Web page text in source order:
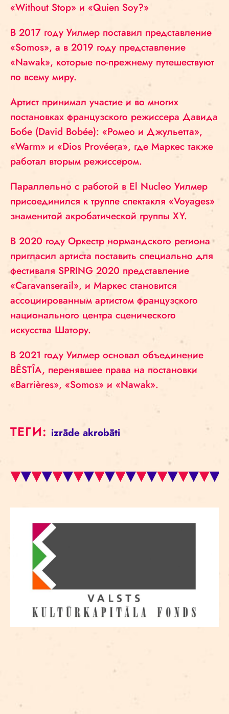
«Without Stop» и «Quien Soy?»
В 2017 году Уилмер поставил представление
«Somos», а в 2019 году представление
«Nawak», которые по-прежнему путешествуют
по всему миру.
Артист принимал участие и во многих
постановках французского режиссера Давида
Бобе (David Bobée): «Ромео и Джульетта»,
«Warm» и «Dios Provéera», где Маркес также
работал вторым режиссером.
Параллельно с работой в El Nucleo Уилмер
присоединился к труппе спектакля «Voyages»
знаменитой акробатической группы XY.
В 2020 году Оркестр нормандского региона
пригласил артиста поставить специально для
фестиваля SPRING 2020 представление
«Caravanserail», и Маркес становится
ассоциированным артистом французского
национального центра сценического
искусства Шатору.
В 2021 году Уилмер основал объединение
BÊSTÎA, перенявшее права на постановки
«Barrières», «Somos» и «Nawak».
ТЕГИ: izrāde akrobāti